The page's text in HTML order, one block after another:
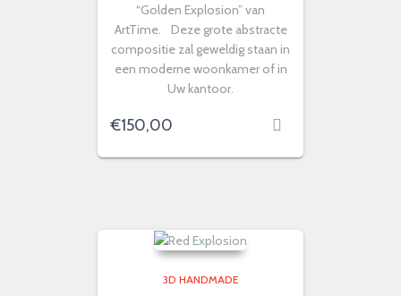
“Golden Explosion” van
ArtTime. Deze grote abstracte
compositie zal geweldig staan in
een moderne woonkamer of in
Uw kantoor.
€150,00
3D HANDMADE